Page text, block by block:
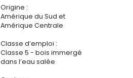
Origine :
Amérique du Sud et
Amérique Centrale
Classe d’emploi :
Classe 5 - bois immergé
dans l’eau salée